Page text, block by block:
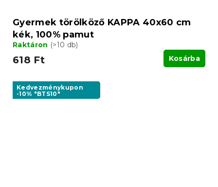
Gyermek törölköző KAPPA 40x60 cm
kék, 100% pamut
Raktáron (>10 db)
618 Ft Kosárba
Kedvezménykupon
-10% "BTS10"